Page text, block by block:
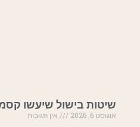
שיטות בישול שיעשו
אוגוסט 6, 2026
אין תגובות